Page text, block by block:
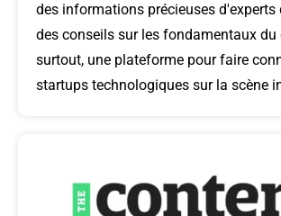
des informations précieuses d'experts
des conseils sur les fondamentaux du
surtout, une plateforme pour faire
startups technologiques sur la scène